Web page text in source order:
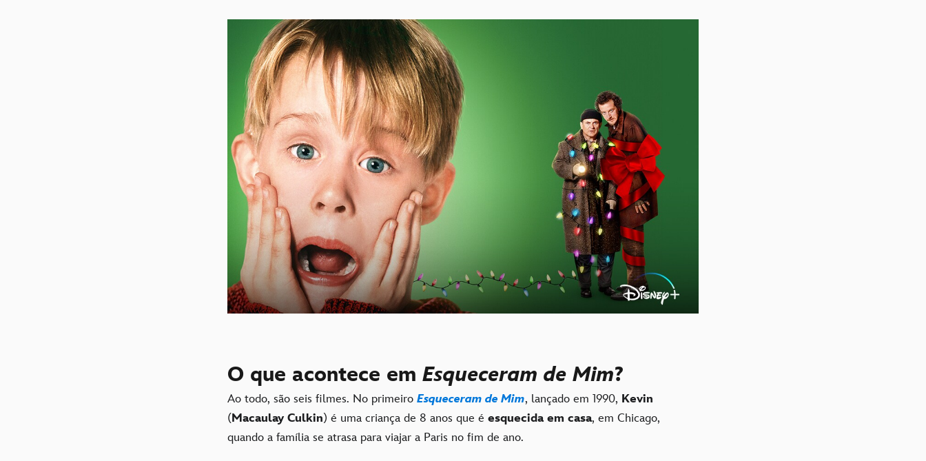
O que acontece em Esqueceram de Mim?
Ao todo, são seis filmes. No primeiro Esqueceram de Mim, lançado em 1990, Kevin
(Macaulay Culkin) é uma criança de 8 anos que é esquecida em casa, em Chicago,
quando a família se atrasa para viajar a Paris no fim de ano.